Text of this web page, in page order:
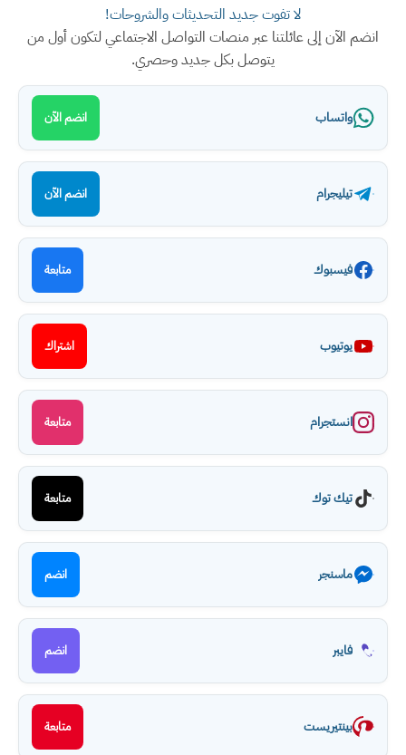
لا تفوت جديد التحديثات والشروحات!
انضم الآن إلى عائلتنا عبر منصات التواصل الاجتماعي لتكون أول من
يتوصل بكل جديد وحصري.
واتساب انضم الآن
تيليجرام انضم الآن
فيسبوك متابعة
يوتيوب اشتراك
انستجرام متابعة
تيك توك متابعة
ماسنجر انضم
فايبر انضم
بينتيريست متابعة